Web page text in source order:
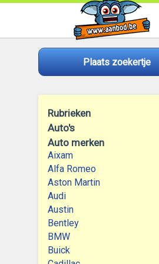
Plaats zoekertje
Rubrieken
Auto's
Auto merken
Aixam
Alfa Romeo
Aston Martin
Audi
Austin
Bentley
BMW
Buick